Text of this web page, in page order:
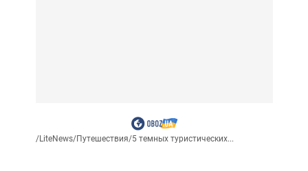
/LiteNews/Путешествия/5 темных туристических...